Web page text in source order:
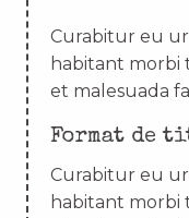
Curabitur eu
habitant morbi
et malesuada
Format de
Curabitur eu
habitant morbi